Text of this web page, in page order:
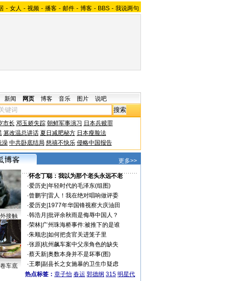
- 女人 - 视频 - 播客 - 邮件 - 博客 - BBS - 我说两句
新闻 网页 博客 音乐 图片 说吧
市长 邓玉娇失踪 朝鲜军事演习 日本兵赎罪
篡改温总讲话 夏日减肥秘方 日本瘦脸法
澡 中共卧底结局 慈禧不快乐 侵略中国报告
更多>>
接触
车底
·怀念丁聪：我以为那个老头永远不老
·爱历史 年轻时代的毛泽东(组图)
·曾鹏宇| 雷人！我在绝对唱响做评委
·爱历史 1977年华国锋视察大庆油田
·韩浩月 批评余秋雨是侮辱中国人？
·荣林| 广州珠海桥事件:被推下的是谁
·朱顺忠 如何把贪官关进笼子里
·张原| 杭州飙车案中父亲角色的缺失
·蔡天新| 奥数本身并不是坏事(图)
·王攀| 副县长之女施暴的卫生巾疑虑
热点标签： 章子怡 春运 郭德纲 315 明星代